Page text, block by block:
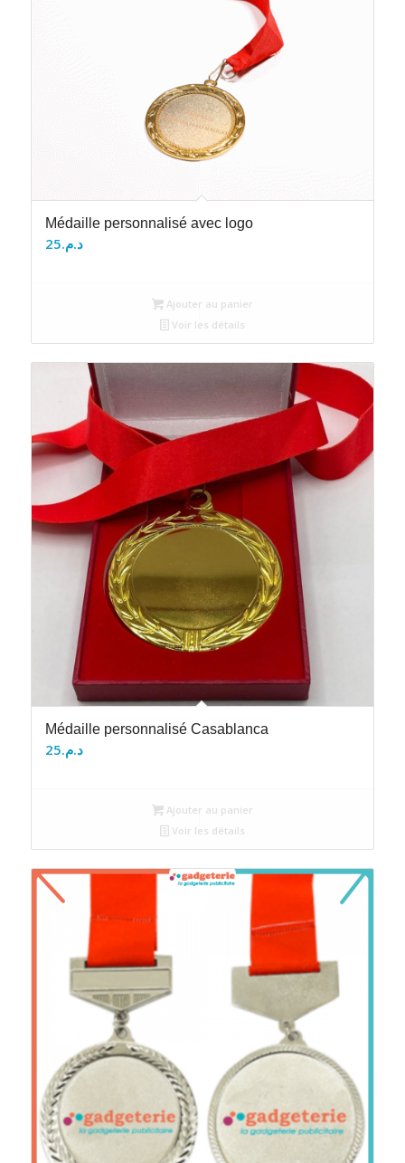
Médaille personnalisé avec logo
د.م.25
Ajouter au panier
Voir les détails
Médaille personnalisé Casablanca
د.م.25
Ajouter au panier
Voir les détails